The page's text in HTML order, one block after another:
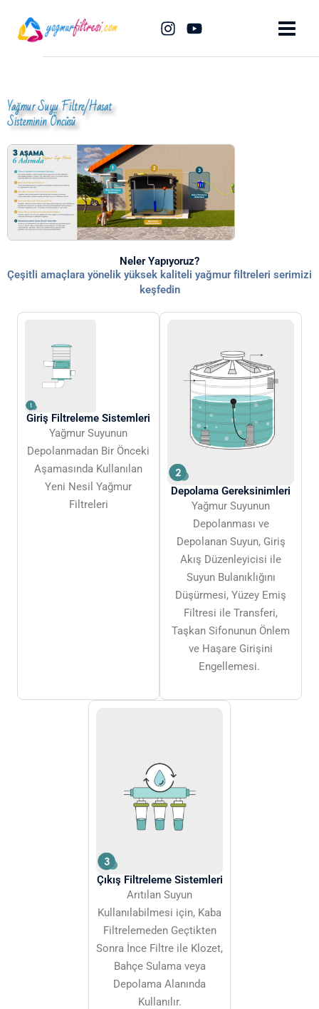
Yağmur Suyu Filtre/Hasat
Sisteminin Öncüsü
Neler Yapıyoruz?
Çeşitli amaçlara yönelik yüksek kaliteli yağmur filtreleri serimizi
keşfedin
Giriş Filtreleme Sistemleri
Yağmur Suyunun
Depolanmadan Bir Önceki
Aşamasında Kullanılan
Yeni Nesil Yağmur
Filtreleri
Depolama Gereksinimleri
Yağmur Suyunun
Depolanması ve
Depolanan Suyun, Giriş
Akış Düzenleyicisi ile
Suyun Bulanıklığını
Düşürmesi, Yüzey Emiş
Filtresi ile Transferi,
Taşkan Sifonunun Önlem
ve Haşare Girişini
Engellemesi.
Çıkış Filtreleme Sistemleri
Arıtılan Suyun
Kullanılabilmesi için, Kaba
Filtrelemeden Geçtikten
Sonra İnce Filtre ile Klozet,
Bahçe Sulama veya
Depolama Alanında
Kullanılır.